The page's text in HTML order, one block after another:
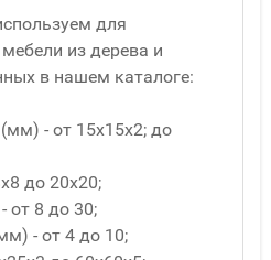
для
из дерева и
в нашем каталоге:
- от 15x15x2; до
до 20x20;
от 8 до 30;
- от 4 до 10;